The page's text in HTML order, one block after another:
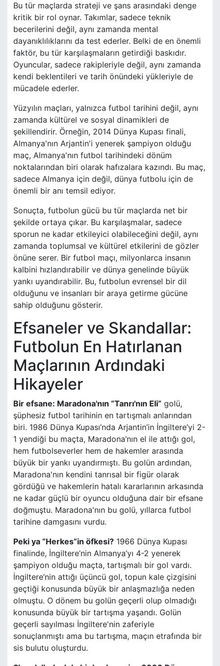
Bu tür maçlarda strateji ve şans arasındaki denge
kritik bir rol oynar. Takımlar, sadece teknik
becerilerini değil, aynı zamanda mental
dayanıklılıklarını da test ederler. Belki de en önemli
faktör, bu tür karşılaşmaların getirdiği baskıdır.
Oyuncular, sadece rakipleriyle değil, aynı zamanda
kendi beklentileri ve tarih önündeki yükleriyle de
mücadele ederler.
Yüzyılın maçları, yalnızca futbol tarihini değil, aynı
zamanda kültürel ve sosyal dinamikleri de
şekillendirir. Örneğin, 2014 Dünya Kupası finali,
Almanya'nın Arjantin'i yenerek şampiyon olduğu
maç, Almanya'nın futbol tarihindeki dönüm
noktalarından biri olarak hafızalara kazındı. Bu maç,
sadece Almanya için değil, dünya futbolu için de
önemli bir anı temsil ediyor.
Sonuçta, futbolun gücü bu tür maçlarda net bir
şekilde ortaya çıkar. Bu karşılaşmalar, sadece
sporun ne kadar etkileyici olabileceğini değil, aynı
zamanda toplumsal ve kültürel etkilerini de gözler
önüne serer. Bir futbol maçı, milyonlarca insanın
kalbini hızlandırabilir ve dünya genelinde büyük
yankı uyandırabilir. Bu, futbolun evrensel bir dil
olduğunu ve insanları bir araya getirme gücüne
sahip olduğunu gösterir.
Efsaneler ve Skandallar:
Futbolun En Hatırlanan
Maçlarının Ardındaki
Hikayeler
Bir efsane: Maradona'nın “Tanrı'nın Eli” golü,
şüphesiz futbol tarihinin en tartışmalı anlarından
biri. 1986 Dünya Kupası’nda Arjantin’in İngiltere’yi 2-
1 yendiği bu maçta, Maradona’nın el ile attığı gol,
hem futbolseverler hem de hakemler arasında
büyük bir yankı uyandırmıştı. Bu golün ardından,
Maradona'nın kendini tanrısal bir figür olarak
gördüğü ve hakemlerin hatalı kararlarının arkasında
ne kadar güçlü bir oyuncu olduğuna dair bir efsane
doğmuştu. Maradona'nın bu golü, yıllarca futbol
tarihine damgasını vurdu.
Peki ya “Herkes”in öfkesi? 1966 Dünya Kupası
finalinde, İngiltere’nin Almanya’yı 4-2 yenerek
şampiyon olduğu maçta, tartışmalı bir gol vardı.
İngiltere’nin attığı üçüncü gol, topun kale çizgisini
geçtiği konusunda büyük bir anlaşmazlığa neden
olmuştu. O dönem bu golün geçerli olup olmadığı
konusunda büyük bir tartışma yaşandı. Golün
geçerli sayılması İngiltere'nin zaferiyle
sonuçlanmıştı ama bu tartışma, maçın etrafında bir
sis bulutu oluşturdu.